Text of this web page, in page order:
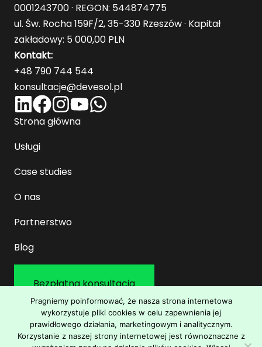
0001243700 · REGON: 544874775
ul. Św. Rocha 159F/2, 35-330 Rzeszów · Kapitał
zakładowy: 5 000,00 PLN
Kontakt:
+48 790 744 544
konsultacje@devesol.pl
Strona główna
Usługi
Case studies
O nas
Partnerstwo
Blog
Bezpłatna konsultacja
© 2026 Devesol. Wszelkie prawa zastrzeżone.
Wykonanie: Łukasz Miłoś.
Pragniemy poinformować, że nasza strona internetowa
wykorzystuje pliki cookies w celu zapewnienia jej
prawidłowego działania, marketingowym i analitycznym.
Korzystanie z naszej strony internetowej jest równoznaczne z